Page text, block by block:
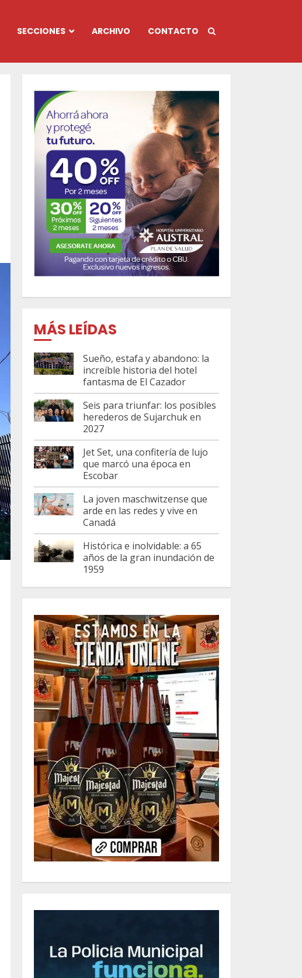
SECCIONES ARCHIVO CONTACTO
MÁS LEÍDAS
Sueño, estafa y abandono: la
increíble historia del hotel
fantasma de El Cazador
Seis para triunfar: los posibles
herederos de Sujarchuk en
2027
Jet Set, una confitería de lujo
que marcó una época en
Escobar
La joven maschwitzense que
arde en las redes y vive en
Canadá
Histórica e inolvidable: a 65
años de la gran inundación de
1959